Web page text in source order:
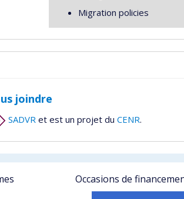
Migration policies
joindre
SADVRet est un projet du CENR.
Occasions de